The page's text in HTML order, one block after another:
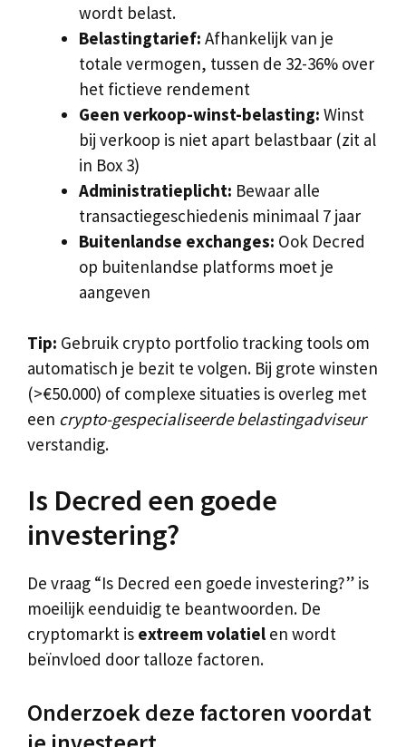
wordt belast.
Belastingtarief: Afhankelijk van je
totale vermogen, tussen de 32-36% over
het fictieve rendement
Geen verkoop-winst-belasting: Winst
bij verkoop is niet apart belastbaar (zit al
in Box 3)
Administratieplicht: Bewaar alle
transactiegeschiedenis minimaal 7 jaar
Buitenlandse exchanges: Ook Decred
op buitenlandse platforms moet je
aangeven
Tip: Gebruik crypto portfolio tracking tools om
automatisch je bezit te volgen. Bij grote winsten
(>€50.000) of complexe situaties is overleg met
een crypto-gespecialiseerde belastingadviseur
verstandig.
Is Decred een goede
investering?
De vraag “Is Decred een goede investering?” is
moeilijk eenduidig te beantwoorden. De
cryptomarkt is extreem volatiel en wordt
beïnvloed door talloze factoren.
Onderzoek deze factoren voordat